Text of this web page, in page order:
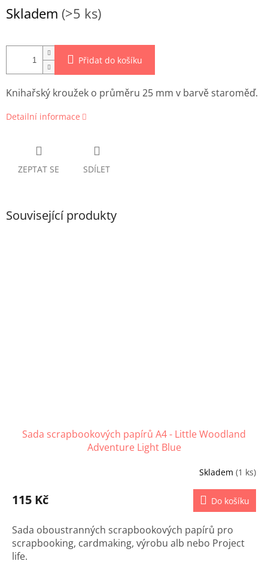
cena:
Skladem (>5 ks)
Přidat do košíku
Knihařský kroužek o průměru 25 mm v barvě staroměď.
Detailní informace
ZEPTAT SE SDÍLET
Související produkty
Sada scrapbookových papírů A4 - Little Woodland
Adventure Light Blue
Skladem (1 ks)
115 Kč Do košíku
Sada oboustranných scrapbookových papírů pro
scrapbooking, cardmaking, výrobu alb nebo Project
life.